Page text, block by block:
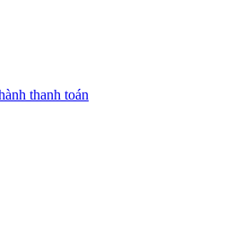
thanh toán